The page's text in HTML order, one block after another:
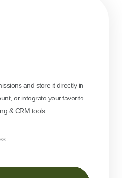
and store it directly in
or integrate your favorite
& CRM tools.